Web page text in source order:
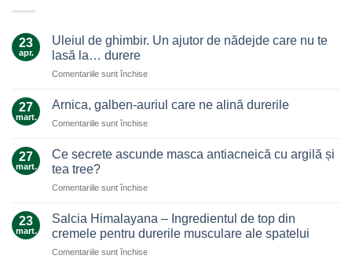
23
apr.
Uleiul de ghimbir. Un ajutor de nădejde care nu te
lasă la… durere
Comentariile sunt închisepentru
de
Un
de
nu
lasă
la…
27
mart.
Arnica, galben-auriul care ne alină durerile
Comentariile sunt închisepentru
galben-
ne
durerile
27
mart.
Ce secrete ascunde masca antiacneică cu argilă și
tea tree?
Comentariile sunt închisepentru
secrete
ascunde
masca
antiacneică
23
mart.
Salcia Himalayana – Ingredientul de top din
cremele pentru durerile musculare ale spatelui
Comentariile sunt închisepentru